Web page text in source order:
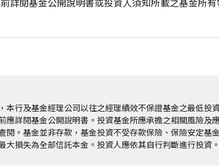
行及基金經理公司以往之經理績效不保證基金之最低投
應詳閱基金公開說明書。投資基金所應承擔之相關風險
閱。基金並非存款，基金投資不受存款保險、保險安定
損失為全部信託本金。投資人應依其自行判斷進行投資。